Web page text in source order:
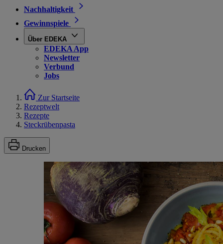
Nachhaltigkeit
Gewinnspiele
Über EDEKA
EDEKA App
Newsletter
Verbund
Jobs
Zur Startseite
Rezeptwelt
Rezepte
Steckrübenpasta
Drucken